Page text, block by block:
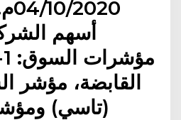
أسهم
القابضة، مؤشر
(تاسي)